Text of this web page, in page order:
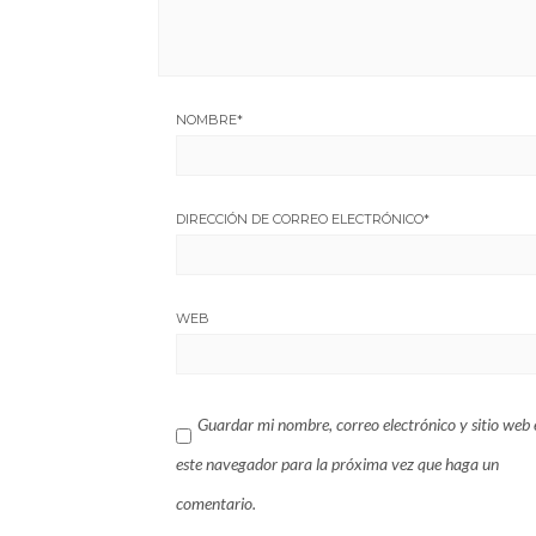
NOMBRE*
DIRECCIÓN DE CORREO ELECTRÓNICO*
WEB
Guardar mi nombre, correo electrónico y sitio web
este navegador para la próxima vez que haga un
comentario.